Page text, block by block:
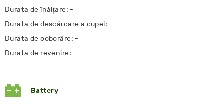
Durata de înălțare: -
Durata de descărcare a cupei: -
Durata de coborâre: -
Durata de revenire: -
Battery